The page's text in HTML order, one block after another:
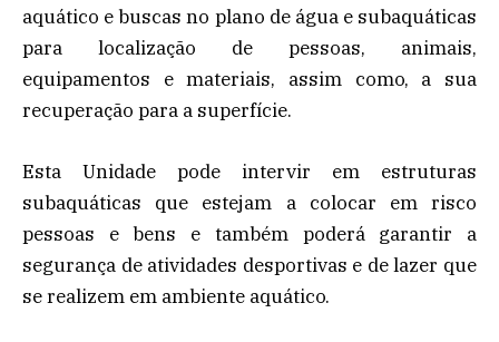
aquático e buscas no plano de água e subaquáticas
para localização de pessoas, animais,
equipamentos e materiais, assim como, a sua
recuperação para a superfície.
Esta Unidade pode intervir em estruturas
subaquáticas que estejam a colocar em risco
pessoas e bens e também poderá garantir a
segurança de atividades desportivas e de lazer que
se realizem em ambiente aquático.